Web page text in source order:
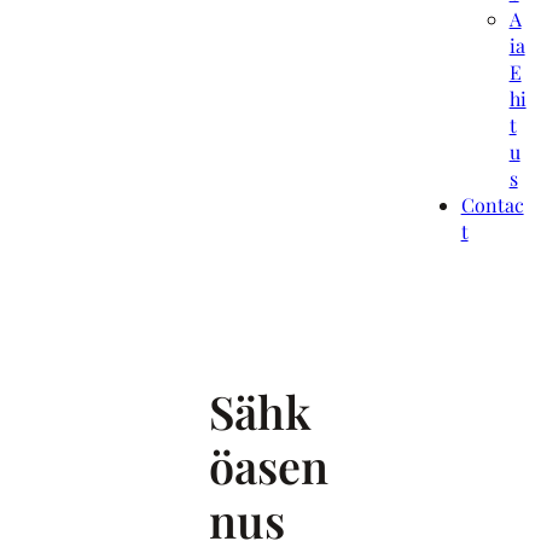
A
ia
E
hi
t
u
s
Contac
t
Sähk
öasen
nus